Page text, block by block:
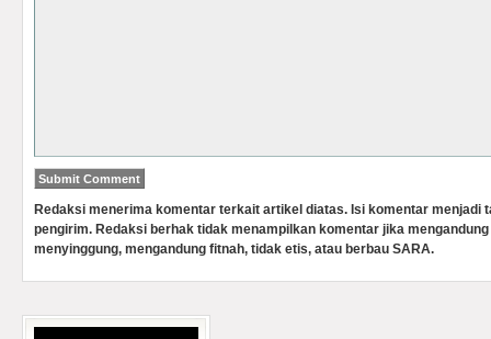
Redaksi menerima komentar terkait artikel diatas. Isi komentar menjadi
pengirim. Redaksi berhak tidak menampilkan komentar jika
menyinggung, mengandung fitnah, tidak etis, atau berbau SARA.